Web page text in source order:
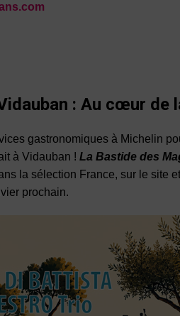
: Au cœur de
gastronomiques à Michelin
à Vidauban ! La Bastide des
la sélection France, sur le site
prochain.